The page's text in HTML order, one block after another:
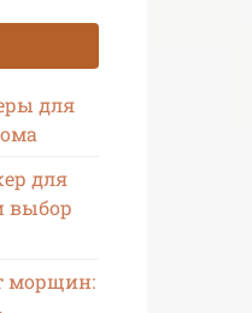
для
для
выбор
морщин: